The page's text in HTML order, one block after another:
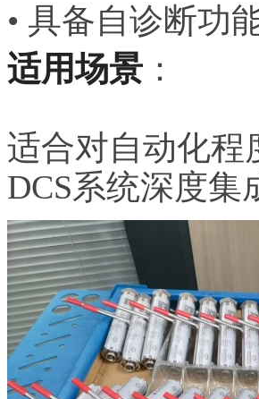
• 具备自诊断功
适用场景 ：
适合对自动化程
DCS系统深度集